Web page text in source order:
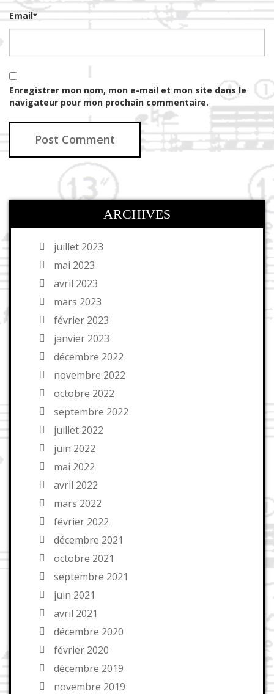
Email*
Enregistrer mon nom, mon e-mail et mon site dans le
navigateur pour mon prochain commentaire.
ARCHIVES
juillet 2023
mai 2023
avril 2023
mars 2023
février 2023
janvier 2023
décembre 2022
novembre 2022
octobre 2022
septembre 2022
juillet 2022
juin 2022
mai 2022
avril 2022
mars 2022
février 2022
décembre 2021
octobre 2021
septembre 2021
juin 2021
avril 2021
décembre 2020
février 2020
décembre 2019
novembre 2019